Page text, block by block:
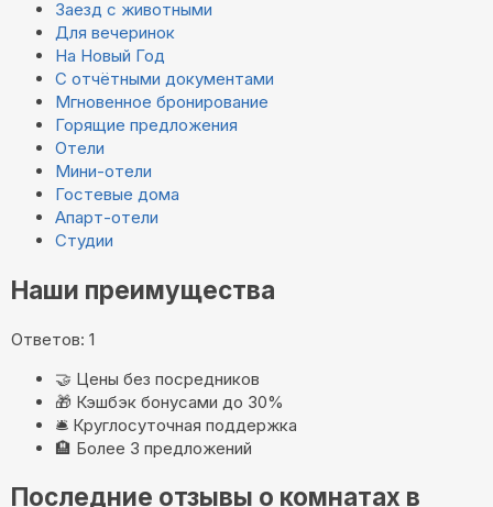
Заезд с животными
Для вечеринок
На Новый Год
С отчётными документами
Мгновенное бронирование
Горящие предложения
Отели
Мини-отели
Гостевые дома
Апарт-отели
Студии
Наши преимущества
Ответов: 1
🤝 Цены без посредников
🎁 Кэшбэк бонусами до 30%
🛎️ Круглосуточная поддержка
🏨 Более 3 предложений
Последние отзывы о комнатах в